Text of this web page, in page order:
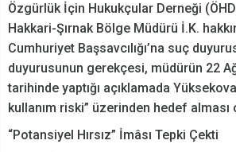
Özgürlük İçin Hukukçular Derneği
Hakkari-Şırnak Bölge Müdürü İ.K.
Cumhuriyet Başsavcılığı’na suç
duyurusunun gerekçesi, müdürün 22
tarihinde yaptığı açıklamada
kullanım riski” üzerinden hedef alması
“Potansiyel Hırsız” İmâsı Tepki Çekti